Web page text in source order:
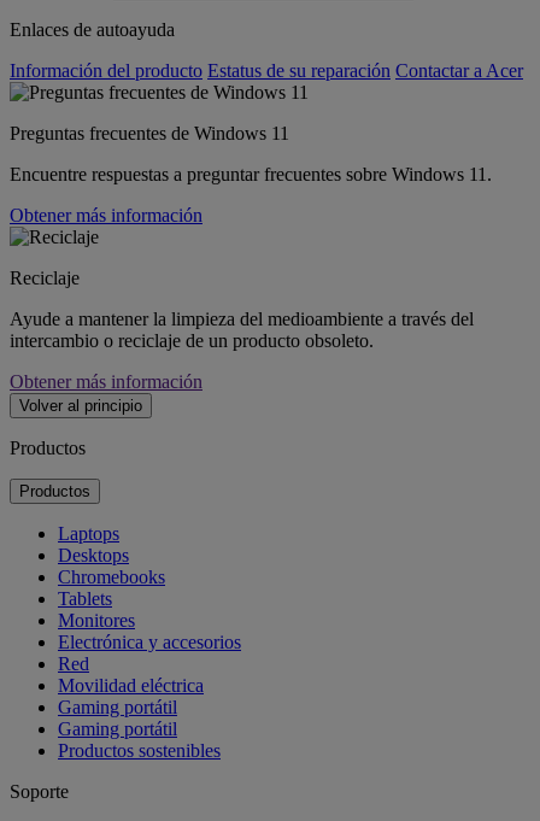
Enlaces de autoayuda
Información del producto Estatus de su reparación Contactar a Acer
Preguntas frecuentes de Windows 11
Encuentre respuestas a preguntar frecuentes sobre Windows 11.
Obtener más información
Reciclaje
Ayude a mantener la limpieza del medioambiente a través del
intercambio o reciclaje de un producto obsoleto.
Obtener más información
Volver al principio
Productos
Productos
Laptops
Desktops
Chromebooks
Tablets
Monitores
Electrónica y accesorios
Red
Movilidad eléctrica
Gaming portátil
Gaming portátil
Productos sostenibles
Soporte